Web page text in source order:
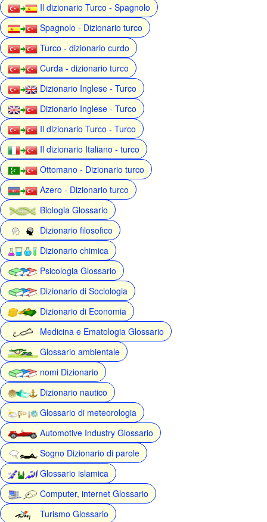
Il dizionario Turco - Spagnolo
Spagnolo - Dizionario turco
Turco - dizionario curdo
Curda - dizionario turco
Dizionario Inglese - Turco
Dizionario Inglese - Turco
Il dizionario Turco - Turco
Il dizionario Italiano - turco
Ottomano - Dizionario turco
Azero - Dizionario turco
Biologia Glossario
Dizionario filosofico
Dizionario chimica
Psicologia Glossario
Dizionario di Sociologia
Dizionario di Economia
Medicina e Ematologia Glossario
Glossario ambientale
nomi Dizionario
Dizionario nautico
Glossario di meteorologia
Automotive Industry Glossario
Sogno Dizionario di parole
Glossario islamica
Computer, internet Glossario
Turismo Glossario